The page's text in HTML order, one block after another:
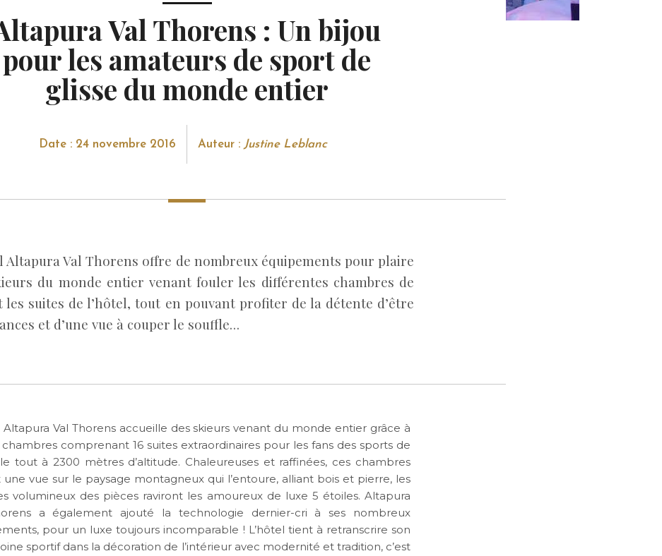
Val Thorens : Un bijou
pour les amateurs de sport de
glisse du monde entier
Date : 24 novembre 2016 Auteur : Justine Leblanc
Altapura Val Thorens offre de nombreux équipements pour plaire
du monde entier venant fouler les différentes chambres de
les suites de l’hôtel, tout en pouvant profiter de la détente d’être
et d’une vue à couper le souffle…
Altapura Val Thorens accueille des skieurs venant du monde entier grâce à
chambres comprenant 16 suites extraordinaires pour les fans des sports de
le tout à 2300 mètres d’altitude. Chaleureuses et raffinées, ces chambres
vue sur le paysage montagneux qui l’entoure, alliant bois et pierre, les
volumineux des pièces raviront les amoureux de luxe 5 étoiles. Altapura
a également ajouté la technologie dernier-cri à ses nombreux
pour un luxe toujours incomparable ! L’hôtel tient à retranscrire son
sportif dans la décoration de l’intérieur avec modernité et tradition, c’est